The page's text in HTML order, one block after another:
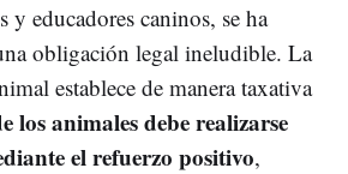
y educadores caninos, se ha
obligación legal ineludible. La
establece de manera taxativa
los animales debe realizarse
el refuerzo positivo,